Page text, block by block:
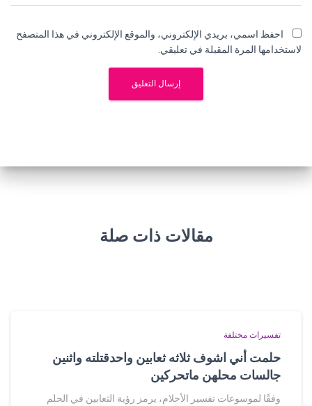
احفظ اسمي، بريدي الإلكتروني، والموقع الإلكتروني في هذا المتصفح
لاستخدامها المرة المقبلة في تعليقي.
مقالات ذات صلة
تفسيرات مختلفة
حلمت أني اشوف ثلاثه ثعابين واحدقتلته واثنين
جالسات محلهن ماتحركين
وفقًا لموسوعات تفسير الأحلام، يرمز رؤية الثعابين في الحلم